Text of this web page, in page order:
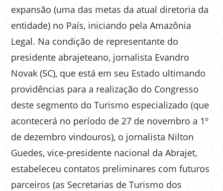
expansão (uma das metas da atual diretoria da
entidade) no País, iniciando pela Amazônia
Legal. Na condição de representante do
presidente abrajeteano, jornalista Evandro
Novak (SC), que está em seu Estado ultimando
providências para a realização do Congresso
deste segmento do Turismo especializado (que
acontecerá no período de 27 de novembro a 1º
de dezembro vindouros), o jornalista Nilton
Guedes, vice-presidente nacional da Abrajet,
estabeleceu contatos preliminares com futuros
parceiros (as Secretarias de Turismo dos